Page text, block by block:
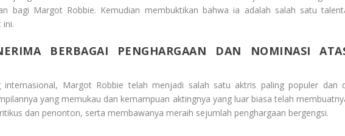
bagi Margot Robbie. Kemudian membuktikan bahwa ia adalah salah satu
ini.
BERBAGAI PENGHARGAAN DAN NOMINASI
internasional, Margot Robbie telah menjadi salah satu aktris paling populer dan
yang memukau dan kemampuan aktingnya yang luar biasa telah
dan penonton, serta membawanya meraih sejumlah penghargaan bergengsi.